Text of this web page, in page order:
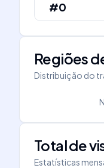
#0
Regiões
Distribuição do
Total de
Estatísticas